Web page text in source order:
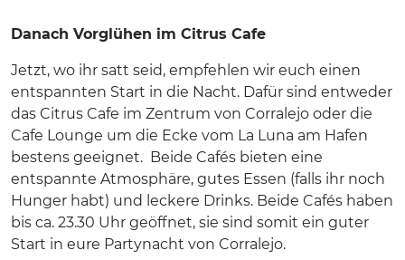
Danach Vorglühen im Citrus Cafe
Jetzt, wo ihr satt seid, empfehlen wir euch einen
entspannten Start in die Nacht. Dafür sind entweder
das Citrus Cafe im Zentrum von Corralejo oder die
Cafe Lounge um die Ecke vom La Luna am Hafen
bestens geeignet. Beide Cafés bieten eine
entspannte Atmosphäre, gutes Essen (falls ihr noch
Hunger habt) und leckere Drinks. Beide Cafés haben
bis ca. 23.30 Uhr geöffnet, sie sind somit ein guter
Start in eure Partynacht von Corralejo.